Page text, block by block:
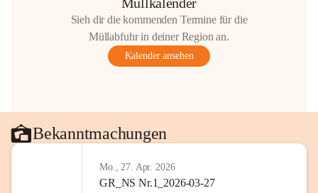
Sieh dir die kommenden Termine für die
Müllabfuhr in deiner Region an.
Kalender ansehen
Bekanntmachungen
Mo., 27. Apr. 2026
GR_NS Nr.1_2026-03-27